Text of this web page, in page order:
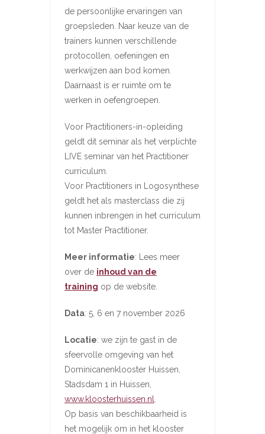
de persoonlijke ervaringen van
groepsleden. Naar keuze van de
trainers kunnen verschillende
protocollen, oefeningen en
werkwijzen aan bod komen.
Daarnaast is er ruimte om te
werken in oefengroepen.
Voor Practitioners-in-opleiding
geldt dit seminar als het verplichte
LIVE seminar van het Practitioner
curriculum.
Voor Practitioners in Logosynthese
geldt het als masterclass die zij
kunnen inbrengen in het curriculum
tot Master Practitioner.
Meer informatie: Lees meer
over de inhoud van de
training op de website.
Data: 5, 6 en 7 november 2026
Locatie: we zijn te gast in de
sfeervolle omgeving van het
Dominicanenklooster Huissen,
Stadsdam 1 in Huissen,
www.kloosterhuissen.nl
Op basis van beschikbaarheid is
het mogelijk om in het klooster